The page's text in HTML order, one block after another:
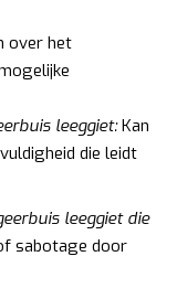
over het
leeggiet:Kan
die leidt
leeggiet die
sabotage door